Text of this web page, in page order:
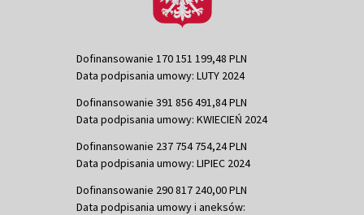
Dofinansowanie 170 151 199,48 PLN
Data podpisania umowy: LUTY 2024
Dofinansowanie 391 856 491,84 PLN
Data podpisania umowy: KWIECIEŃ 2024
Dofinansowanie 237 754 754,24 PLN
Data podpisania umowy: LIPIEC 2024
Dofinansowanie 290 817 240,00 PLN
Data podpisania umowy i aneksów: